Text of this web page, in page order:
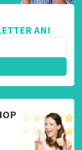
AN!